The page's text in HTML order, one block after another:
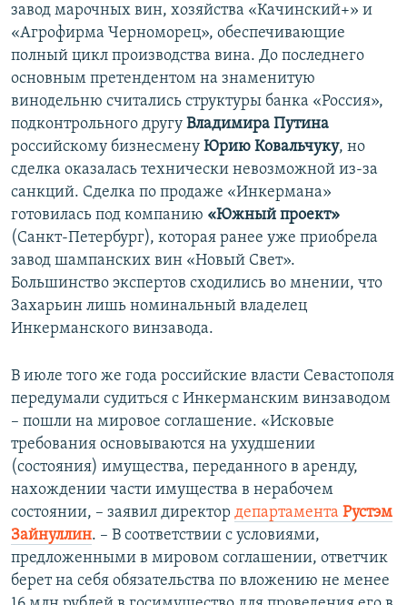
завод марочных вин, хозяйства «Качинский+» и
«Агрофирма Черноморец», обеспечивающие
полный цикл производства вина. До последнего
основным претендентом на знаменитую
винодельню считались структуры банка «Россия»,
подконтрольного другу Владимира Путина
российскому бизнесмену Юрию Ковальчуку, но
сделка оказалась технически невозможной из-за
санкций. Сделка по продаже «Инкермана»
готовилась под компанию «Южный проект»
(Санкт-Петербург), которая ранее уже приобрела
завод шампанских вин «Новый Свет».
Большинство экспертов сходились во мнении, что
Захарьин лишь номинальный владелец
Инкерманского винзавода.
В июле того же года российские власти Севастополя
передумали судиться с Инкерманским винзаводом
– пошли на мировое соглашение. «Исковые
требования основываются на ухудшении
(состояния) имущества, переданного в аренду,
нахождении части имущества в нерабочем
состоянии, – заявил директор департамента Рустэм
Зайнуллин. – В соответствии с условиями,
предложенными в мировом соглашении, ответчик
берет на себя обязательства по вложению не менее